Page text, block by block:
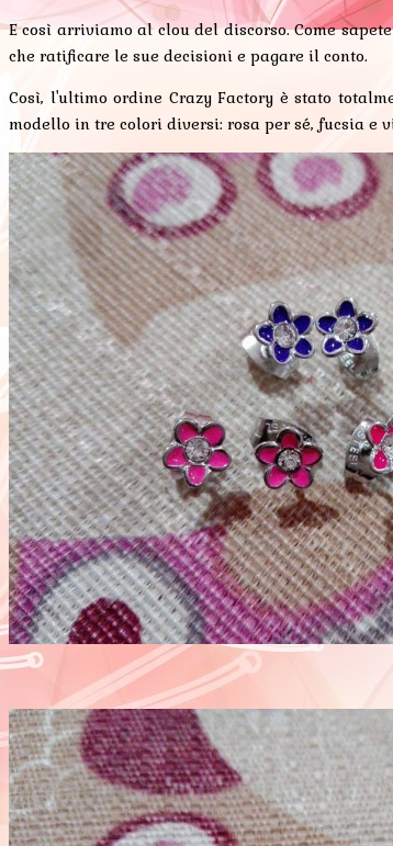
E così arriviamo al clou del discorso. Come
che ratificare le sue decisioni e pagare il conto.
Così, l'ultimo ordine Crazy Factory è stato
modello in tre colori diversi: rosa per sé, fucsia e